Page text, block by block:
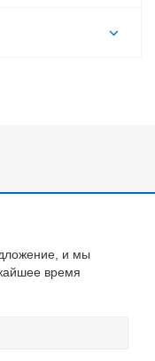
и мы
время